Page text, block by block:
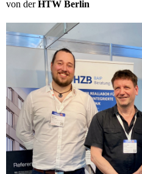
von derHTW Berlin